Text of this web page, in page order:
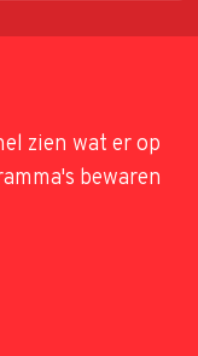
zien wat er op
bewaren